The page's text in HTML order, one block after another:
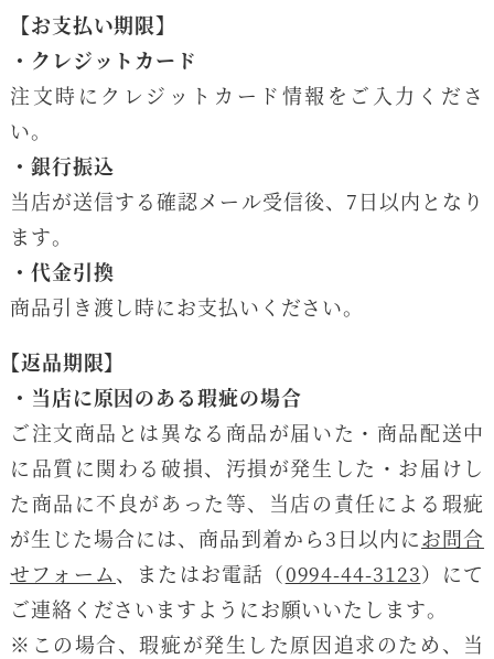
【お支払い期限】
・クレジットカード
注文時にクレジットカード情報をご入力くださ
い。
・銀行振込
当店が送信する確認メール受信後、7日以内となり
ます。
・代金引換
商品引き渡し時にお支払いください。
【返品期限】
・当店に原因のある瑕疵の場合
ご注文商品とは異なる商品が届いた・商品配送中
に品質に関わる破損、汚損が発生した・お届けし
た商品に不良があった等、当店の責任による瑕疵
が生じた場合には、商品到着から3日以内にお問合
せフォーム、またはお電話（0994-44-3123）にて
ご連絡くださいますようにお願いいたします。
※この場合、瑕疵が発生した原因追求のため、当